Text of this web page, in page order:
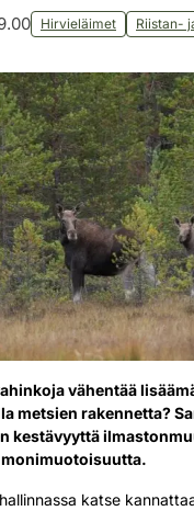
Hirvieläimet Riistan-
vähentää
metsien rakennetta?
kestävyyttä
katse